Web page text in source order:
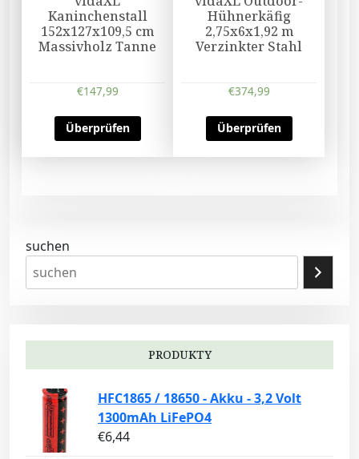
Kaninchenstall
152x127x109,5 cm
Massivholz Tanne
€147,99
Überprüfen
Hühnerkäfig
2,75x6x1,92 m
Verzinkter Stahl
€374,99
Überprüfen
suchen
PRODUKTY
HFC1865 / 18650 - Akku - 3,2 Volt
1300mAh LiFePO4
€6,44